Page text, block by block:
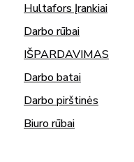
Hultafors Įrankiai
Darbo rūbai
IŠPARDAVIMAS
Darbo batai
Darbo pirštinės
Biuro rūbai